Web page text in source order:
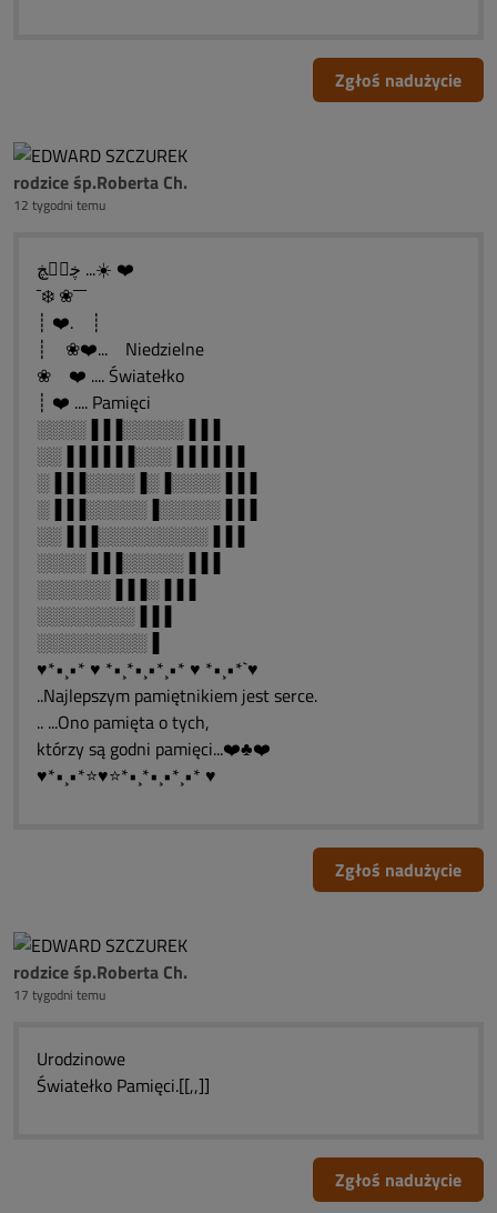
Zgłoś nadużycie
rodzice śp.Roberta Ch.
12 tygodni temu
ڿڰۣڿ ...☀️ ❤️
¯❄️ ❀¯¯¯
┊ ❤️. ┊
┊ ❀❤️... Niedzielne
❀ ❤️ .... Światełko
┊ ❤️ .... Pamięci
░░░░▐▐▐░░░░░▐▐▐
░░▐▐▐▐▐▐░░░▐▐▐▐▐▐
░▐▐▐░░░░▐░▐░░░░▐▐▐
░▐▐▐░░░░░▐░░░░░▐▐▐
░░▐▐▐░░░░░░░░░▐▐▐
░░░░▐▐▐░░░░░▐▐▐
░░░░░░▐▐▐░▐▐▐
░░░░░░░░▐▐▐
░░░░░░░░░▐
♥*•¸•* ♥ *•¸*•¸•*¸•* ♥ *•¸•*`♥
..Najlepszym pamiętnikiem jest serce.
.. ...Ono pamięta o tych,
którzy są godni pamięci...❤️♣❤️
♥*•¸•*⭐♥⭐*•¸*•¸•*¸•* ♥
Zgłoś nadużycie
rodzice śp.Roberta Ch.
17 tygodni temu
Urodzinowe
Światełko Pamięci.[[,,]]
Zgłoś nadużycie